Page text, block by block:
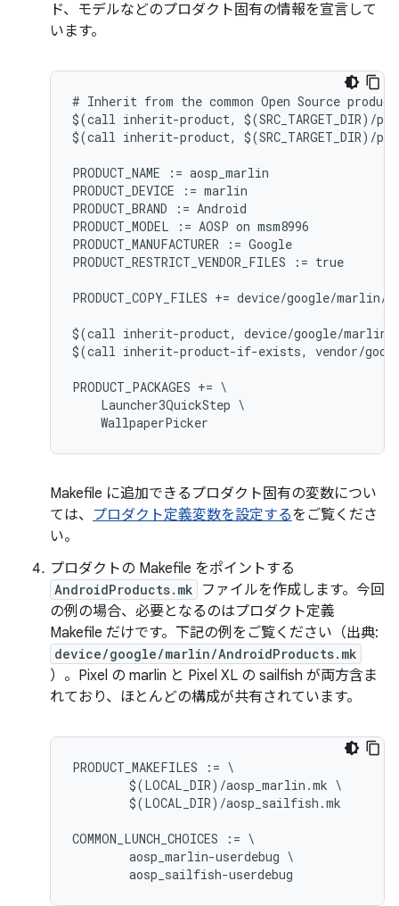
ド、モデルなどのプロダクト固有の情報を宣言して
います。
# Inherit from the common Open Source
$(call inherit-product, $(SRC_TARGET_DIR)/
$(call inherit-product, $(SRC_TARGET_DIR)/
PRODUCT_NAME := aosp_marlin
PRODUCT_DEVICE := marlin
PRODUCT_BRAND := Android
PRODUCT_MODEL := AOSP on msm8996
PRODUCT_MANUFACTURER := Google
PRODUCT_RESTRICT_VENDOR_FILES := true
PRODUCT_COPY_FILES += device/google/marlin/
$(call inherit-product, device/google/marlin/
$(call inherit-product-if-exists, vendor/
PRODUCT_PACKAGES += \
    Launcher3QuickStep \
Makefile に追加できるプロダクト固有の変数につい
ては、 プロダクト定義変数を設定するをご覧くださ
い。
プロダクトの Makefile をポイントする
AndroidProducts.mk
ファイルを作成します。今回
の例の場合、必要となるのはプロダクト定義
Makefile だけです。下記の例をご覧ください（出典:
device/google/marlin/AndroidProducts.mk
）。Pixel の marlin と Pixel XL の sailfish が両方含ま
れており、ほとんどの構成が共有されています。
PRODUCT_MAKEFILES := \
COMMON_LUNCH_CHOICES := \